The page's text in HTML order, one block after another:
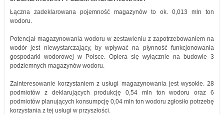
Łączna zadeklarowana pojemność magazynów to ok. 0,013 mln ton
wodoru.
Potencjał magazynowania wodoru w zestawieniu z zapotrzebowaniem na
wodór jest niewystarczający, by wpływać na płynność funkcjonowania
gospodarki wodorowej w Polsce. Opiera się wyłącznie na budowie 3
podziemnych magazynów wodoru.
Zainteresowanie korzystaniem z usługi magazynowania jest wysokie. 28
podmiotów z deklarujących produkcję 0,54 mln ton wodoru oraz 6
podmiotów planujących konsumpcję 0,04 mln ton wodoru zgłosiło potrzebę
korzystania z tej usługi w przyszłości.